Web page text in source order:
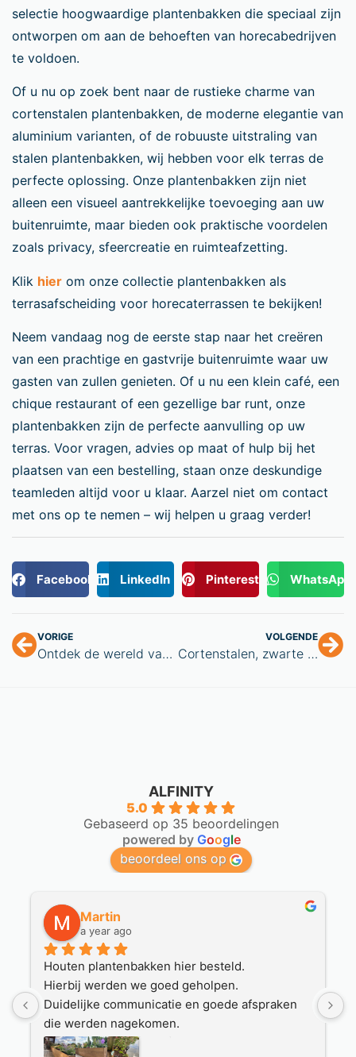
selectie hoogwaardige plantenbakken die speciaal zijn
ontworpen om aan de behoeften van horecabedrijven
te voldoen.
Of u nu op zoek bent naar de rustieke charme van
cortenstalen plantenbakken, de moderne elegantie van
aluminium varianten, of de robuuste uitstraling van
stalen plantenbakken, wij hebben voor elk terras de
perfecte oplossing. Onze plantenbakken zijn niet
alleen een visueel aantrekkelijke toevoeging aan uw
buitenruimte, maar bieden ook praktische voordelen
zoals privacy, sfeercreatie en ruimteafzetting.
Klik hier om onze collectie plantenbakken als
terrasafscheiding voor horecaterrassen te bekijken!
Neem vandaag nog de eerste stap naar het creëren
van een prachtige en gastvrije buitenruimte waar uw
gasten van zullen genieten. Of u nu een klein café, een
chique restaurant of een gezellige bar runt, onze
plantenbakken zijn de perfecte aanvulling op uw
terras. Voor vragen, advies op maat of hulp bij het
plaatsen van een bestelling, staan onze deskundige
teamleden altijd voor u klaar. Aarzel niet om contact
met ons op te nemen – wij helpen u graag verder!
Facebook LinkedIn Pinterest WhatsApp
VORIGE
Ontdek de wereld van brievenbussen:
VOLGENDE
Cortenstalen, zwarte en stalen houtopslagen
ALFINITY
5.0
Gebaseerd op 35 beoordelingen
powered by Google
beoordeel ons op
Martin
a year ago
Houten plantenbakken hier besteld.
Hierbij werden we goed geholpen.
Duidelijke communicatie en goede afspraken
die werden nagekomen.
Mooie plantenbakken zijn geleverd door een